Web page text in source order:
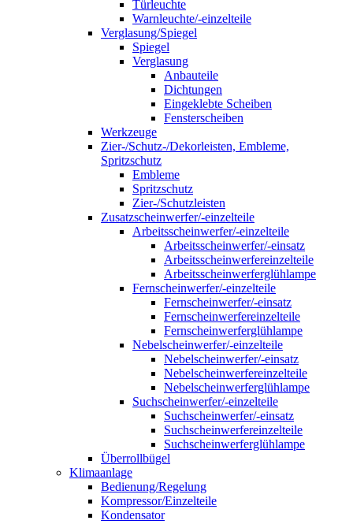
Türleuchte
Warnleuchte/-einzelteile
Verglasung/Spiegel
Spiegel
Verglasung
Anbauteile
Dichtungen
Eingeklebte Scheiben
Fensterscheiben
Werkzeuge
Zier-/Schutz-/Dekorleisten, Embleme,
Spritzschutz
Embleme
Spritzschutz
Zier-/Schutzleisten
Zusatzscheinwerfer/-einzelteile
Arbeitsscheinwerfer/-einzelteile
Arbeitsscheinwerfer/-einsatz
Arbeitsscheinwerfereinzelteile
Arbeitsscheinwerferglühlampe
Fernscheinwerfer/-einzelteile
Fernscheinwerfer/-einsatz
Fernscheinwerfereinzelteile
Fernscheinwerferglühlampe
Nebelscheinwerfer/-einzelteile
Nebelscheinwerfer/-einsatz
Nebelscheinwerfereinzelteile
Nebelscheinwerferglühlampe
Suchscheinwerfer/-einzelteile
Suchscheinwerfer/-einsatz
Suchscheinwerfereinzelteile
Suchscheinwerferglühlampe
Überrollbügel
Klimaanlage
Bedienung/Regelung
Kompressor/Einzelteile
Kondensator